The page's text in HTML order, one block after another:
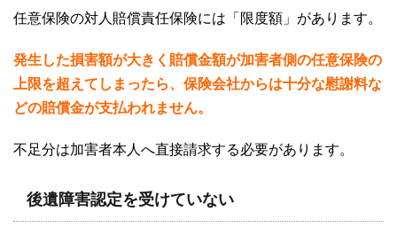
任意保険の対人賠償責任保険には「限度額」があります。
発生した損害額が大きく賠償金額が加害者側の任意保険の
上限を超えてしまったら、保険会社からは十分な慰謝料な
どの賠償金が支払われません。
不足分は加害者本人へ直接請求する必要があります。
後遺障害認定を受けていない